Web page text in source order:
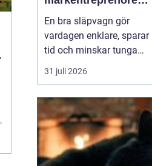
och lantbruk en
praktisk guide
En bra släpvagn gör
vardagen enklare, sparar
tid och minskar tunga
lyft. När lasten är bulkig,
smutsig eller tung som
Tippsläp snabbten av
de mest värd...
31 juli 2026